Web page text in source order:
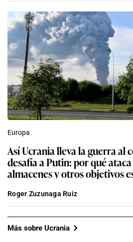
Europa
Así Ucrania lleva la guerra al
desafía a Putin: por qué
almacenes y otros objetivos
Roger Zuzunaga Ruiz
Más sobre Ucrania